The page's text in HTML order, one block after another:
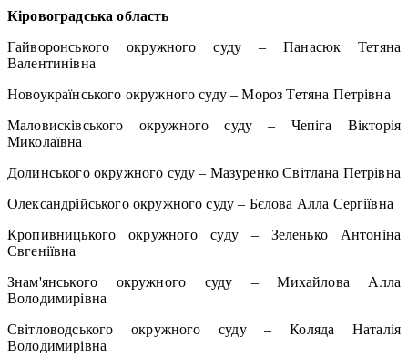
Кіровоградська область
Гайворонського окружного суду – Панасюк Тетяна
Валентинівна
Новоукраїнського окружного суду – Мороз Тетяна Петрівна
Маловисківського окружного суду – Чепіга Вікторія
Миколаївна
Долинського окружного суду – Мазуренко Світлана Петрівна
Олександрійського окружного суду – Бєлова Алла Сергіївна
Кропивницького окружного суду – Зеленько Антоніна
Євгеніївна
Знам'янського окружного суду – Михайлова Алла
Володимирівна
Світловодського окружного суду – Коляда Наталія
Володимирівна